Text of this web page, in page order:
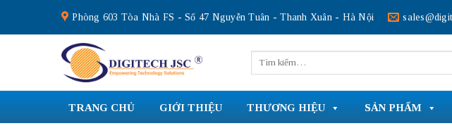
content
Phòng 603 Tòa Nhà FS - Số 47 Nguyễn Tuân - Thanh Xuân - Hà Nội
kiếm:
TRANG CHỦ GIỚI THIỆU THƯƠNG HIỆU SẢN PHẨM